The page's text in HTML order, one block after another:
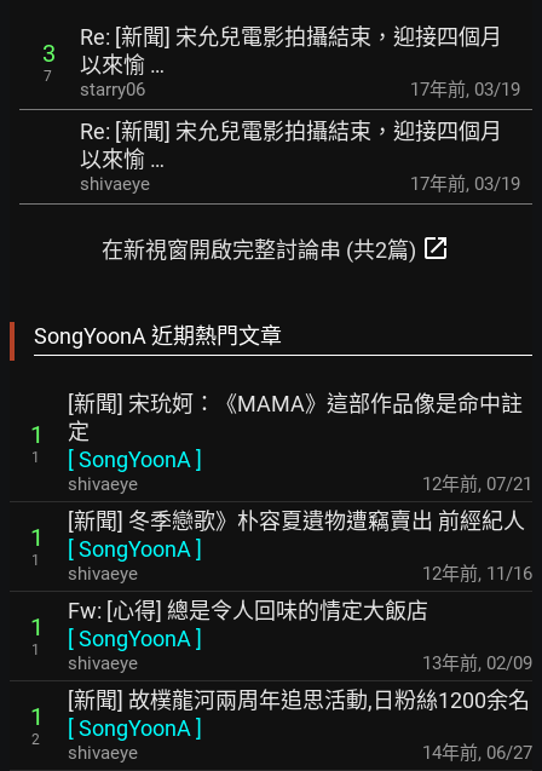
3
7
Re: [新聞] 宋允兒電影拍攝結束，迎接四個月
以來愉 …
starry06 17年前, 03/19
Re: [新聞] 宋允兒電影拍攝結束，迎接四個月
以來愉 …
shivaeye 17年前, 03/19
在新視窗開啟完整討論串 (共2篇) open_in_new
SongYoonA 近期熱門文章
1
1
[新聞] 宋玧妸：《MAMA》這部作品像是命中註
定
[SongYoonA ]
shivaeye 12年前, 07/21
1
1
[新聞] 冬季戀歌》朴容夏遺物遭竊賣出 前經紀人
[SongYoonA ]
shivaeye 12年前, 11/16
1
1
Fw: [心得] 總是令人回味的情定大飯店
[SongYoonA ]
shivaeye 13年前, 02/09
1
2
[新聞] 故樸龍河兩周年追思活動,日粉絲1200余名
[SongYoonA ]
shivaeye 14年前, 06/27